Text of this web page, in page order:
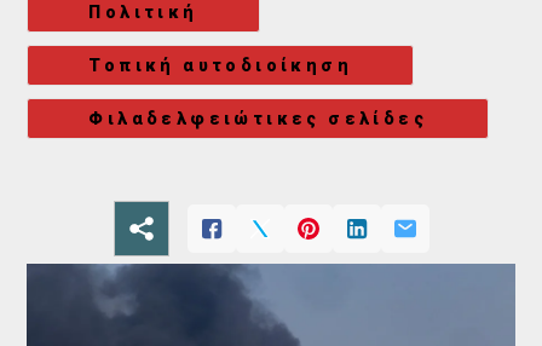
Πολιτική
Τοπική αυτοδιοίκηση
Φιλαδελφειώτικες σελίδες